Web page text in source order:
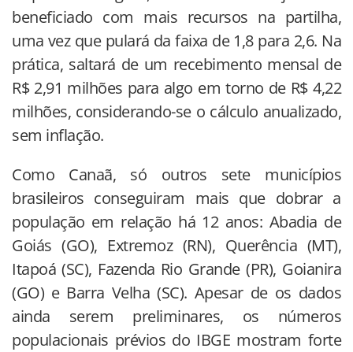
beneficiado com mais recursos na partilha,
uma vez que pulará da faixa de 1,8 para 2,6. Na
prática, saltará de um recebimento mensal de
R$ 2,91 milhões para algo em torno de R$ 4,22
milhões, considerando-se o cálculo anualizado,
sem inflação.
Como Canaã, só outros sete municípios
brasileiros conseguiram mais que dobrar a
população em relação há 12 anos: Abadia de
Goiás (GO), Extremoz (RN), Querência (MT),
Itapoá (SC), Fazenda Rio Grande (PR), Goianira
(GO) e Barra Velha (SC). Apesar de os dados
ainda serem preliminares, os números
populacionais prévios do IBGE mostram forte